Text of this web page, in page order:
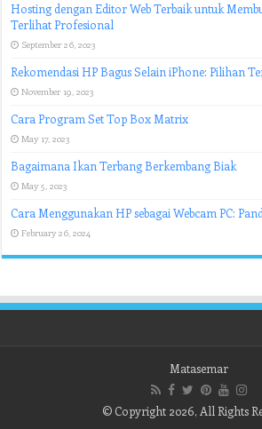
Hosting dengan Editor Web Terbaik untuk
Terlihat Profesional
September 26, 2023
Rekomendasi HP Bagus Selain iPhone: Pilihan
November 19, 2023
Cara Program Set Top Box Matrix
May 17, 2023
Bagaimana Ikan Terbang Berkembang Biak
May 5, 2023
Cara Menggunakan HP sebagai Webcam PC:
February 26, 2024
Matasemar
© Copyright 2026, All Rights